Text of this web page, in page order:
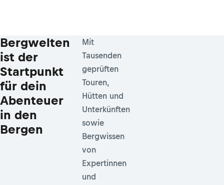
Bergwelten
ist der
Startpunkt
für dein
Abenteuer
in den
Bergen
Mit
Tausenden
geprüften
Touren,
Hütten und
Unterkünften
sowie
Bergwissen
von
Expertinnen
und